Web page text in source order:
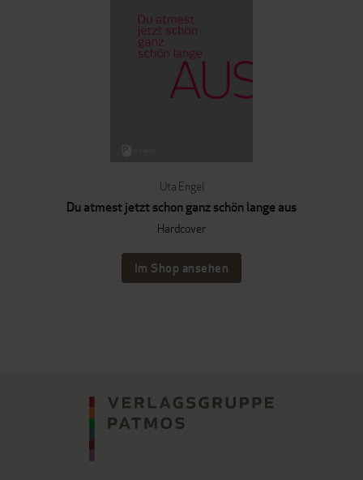
Uta Engel
Du atmest jetzt schon ganz schön lange aus
Hardcover
Im Shop ansehen